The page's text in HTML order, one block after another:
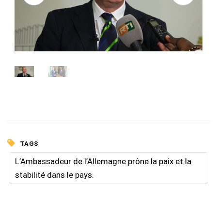
TAGS
L’Ambassadeur de l’Allemagne prône la paix et la
stabilité dans le pays.